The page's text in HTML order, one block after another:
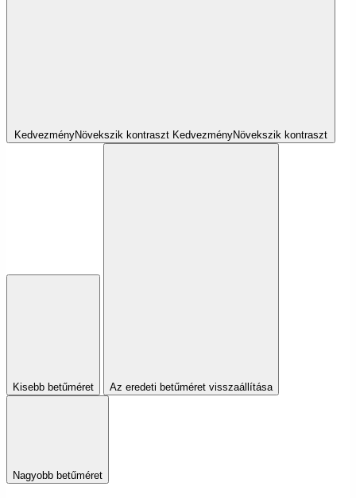
KedvezményNövekszik kontraszt KedvezményNövekszik kontraszt
Kisebb betűméret Az eredeti betűméret visszaállítása
Nagyobb betűméret